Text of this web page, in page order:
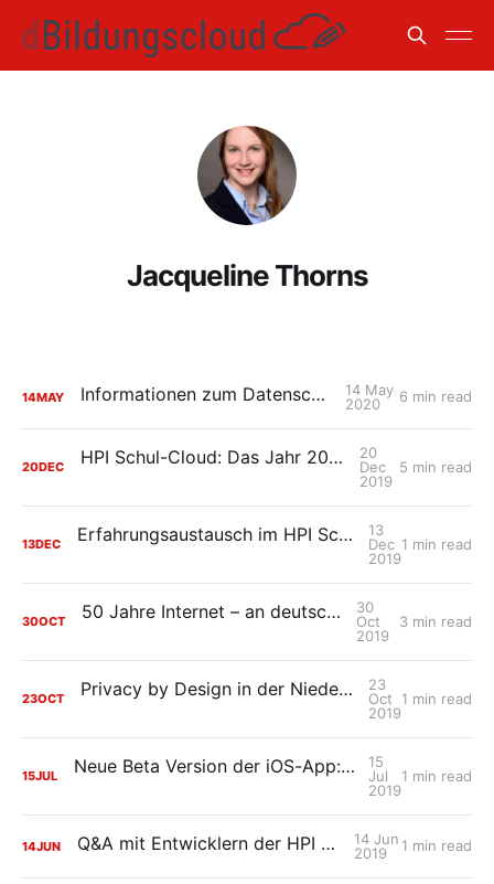
Jacqueline Thorns
14MAY Informationen zum Datenschutzvorfall
14 May
2020
6 min read
20DEC HPI Schul-Cloud: Das Jahr 2019 im Rückblick
20
Dec
2019
5 min read
13DEC Erfahrungsaustausch im HPI Schul-Cloud Fachbeirat
13
Dec
2019
1 min read
30OCT 50 Jahre Internet – an deutschen Schulen?
30
Oct
2019
3 min read
23OCT Privacy by Design in der Niedersächsischen Bildungscloud
23
Oct
2019
1 min read
15JUL Neue Beta Version der iOS-App: Abgaben mit Anhängen nun möglich
15
Jul
2019
1 min read
14JUN Q&A mit Entwicklern der HPI Schul-Cloud
14 Jun
2019
1 min read